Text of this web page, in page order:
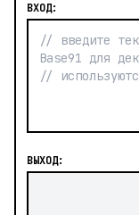
ВХОД:
ВЫХОД: